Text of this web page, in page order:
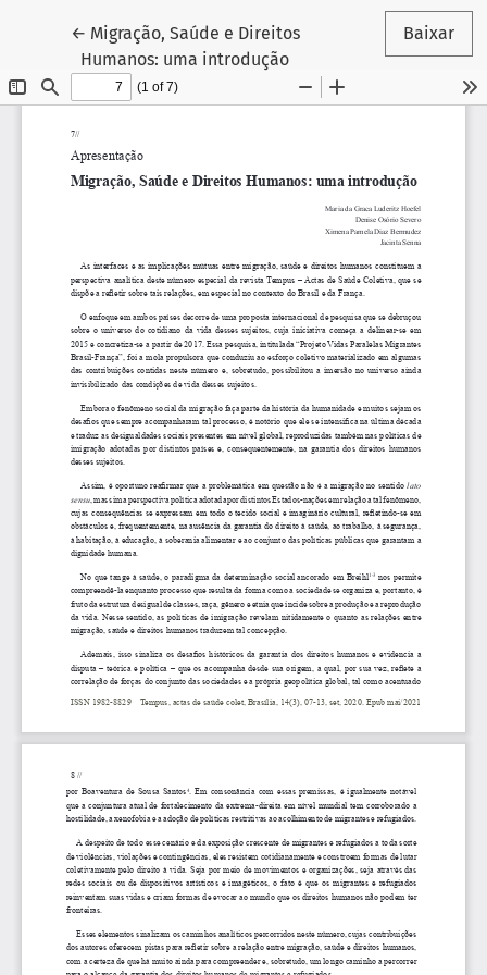
← Voltar aos Detalhes do Artigo
Migração, Saúde e Direitos
Humanos: uma introdução
Baixar